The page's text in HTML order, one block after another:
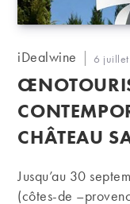
Auteur/autrice
la
publication :
iDealwine 6
CHÂTEAU
Jusqu’au 30
(côtes-de